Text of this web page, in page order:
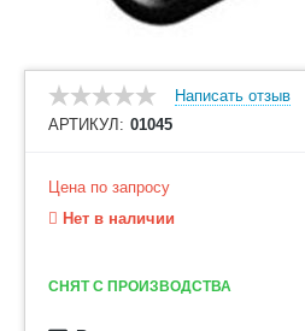
Написать отзыв
АРТИКУЛ: 01045
Цена по запросу
Нет в наличии
СНЯТ С ПРОИЗВОДСТВА